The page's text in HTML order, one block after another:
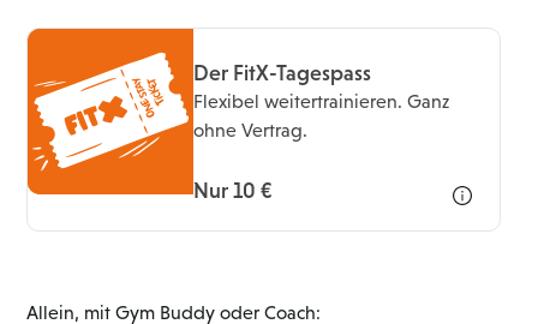
Der FitX-Tagespass
Flexibel weitertrainieren. Ganz
ohne Vertrag.
Nur 10 €
Allein, mit Gym Buddy oder Coach: